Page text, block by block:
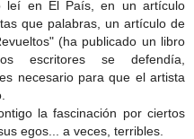
leí en El País, en un artículo
que palabras, un artículo de
(ha publicado un libro
escritores se defendía,
necesario para que el artista
la fascinación por ciertos
egos... a veces, terribles.